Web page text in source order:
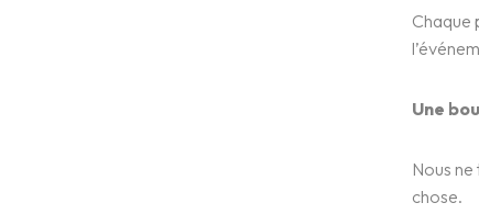
Chaque
Une
Nous
chose.